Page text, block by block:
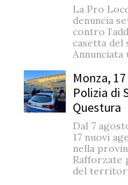
La Pro
denuncia
contro
casetta del
Annunciata
Monza,
Polizia di
Questura
Dal 7
17 nuovi
nella
Rafforzate
del